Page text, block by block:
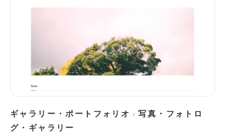
ギャラリー・ポートフォリオ /写真・フォトロ
グ・ギャラリー